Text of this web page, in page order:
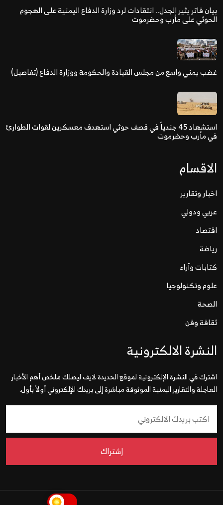
بيان فاتر يثير الجدل.. انتقادات لرد وزارة الدفاع اليمنية على الهجوم
الحوثي على مأرب وحضرموت
غضب يمني واسع من مجلس القيادة والحكومة ووزارة الدفاع (تفاصيل)
استشهاد 45 جندياً في قصف حوثي استهدف معسكرين لقوات الطوارئ
في مأرب وحضرموت
الاقسام
اخبار وتقارير
عربي ودولي
اقتصاد
رياضة
كتابات وآراء
علوم وتكنولوجيا
الصحة
ثقافة وفن
النشرة الالكترونية
اشترك في النشرة الإلكترونية لموقع الحديدة لايف ليصلك ملخص أهم الأخبار
العاجلة والتقارير اليمنية الموثوقة مباشرة إلى بريدك الإلكتروني أولاً بأول.
إشتراك